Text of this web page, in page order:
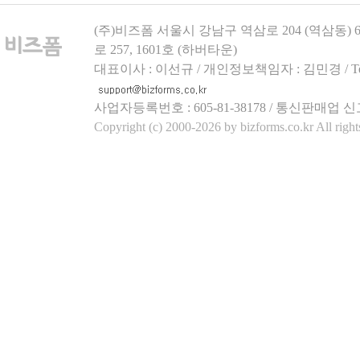
(주)비즈폼 서울시 강남구 역삼로 204 (역삼동)
로 257, 1601호 (하버타운)
대표이사 : 이선규 / 개인정보책임자 : 김민경 /
사업자등록번호 : 605-81-38178 / 통신판매업
Copyright (c) 2000-2026 by bizforms.co.kr All